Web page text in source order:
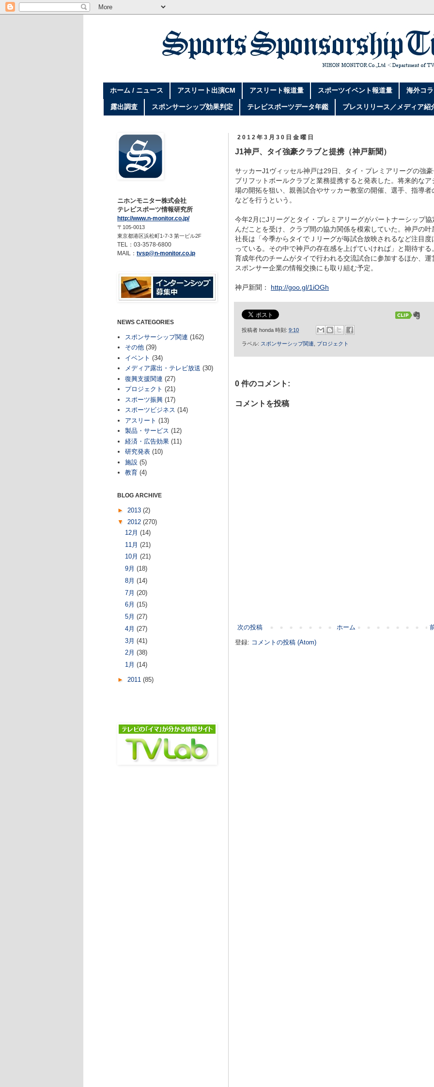
ホーム / ニュース アスリート出演CM アスリート報道量 スポーツイベント報道量 海外コ
露出調査 スポンサーシップ効果判定 テレビスポーツデータ年鑑 プレスリリース／メディア紹
2012年3月30日金曜日
J1神戸、タイ強豪クラブと提携（神戸新聞）
サッカーJ1ヴィッセル神戸は29日、タイ・プレミアリーグの強
ブリフットボールクラブと業務提携すると発表した。将来的なア
場の開拓を狙い、親善試合やサッカー教室の開催、選手、指導者
などを行うという。
今年2月にJリーグとタイ・プレミアリーグがパートナーシップ協
んだことを受け、クラブ間の協力関係を模索していた。神戸の叶
社長は「今季からタイでＪリーグが毎試合放映されるなど注目度
っている。その中で神戸の存在感を上げていければ」と期待する
育成年代のチームがタイで行われる交流試合に参加するほか、運
スポンサー企業の情報交換にも取り組む予定。
神戸新聞： http://goo.gl/1iOGh
投稿者 honda 時刻: 9:10
ラベル: スポンサーシップ関連, プロジェクト
0 件のコメント:
コメントを投稿
次の投稿 ホーム
登録: コメントの投稿 (Atom)
ニホンモニター株式会社
テレビスポーツ情報研究所
http://www.n-monitor.co.jp/
〒105-0013
東京都港区浜松町1-7-3 第一ビル2F
TEL：03-3578-6800
MAIL： tvsp@n-monitor.co.jp
NEWS CATEGORIES
スポンサーシップ関連 (162)
その他 (39)
イベント (34)
メディア露出・テレビ放送 (30)
復興支援関連 (27)
プロジェクト (21)
スポーツ振興 (17)
スポーツビジネス (14)
アスリート (13)
製品・サービス (12)
経済・広告効果 (11)
研究発表 (10)
施設 (5)
教育 (4)
BLOG ARCHIVE
► 2013 (2)
▼ 2012 (270)
12月 (14)
11月 (21)
10月 (21)
9月 (18)
8月 (14)
7月 (20)
6月 (15)
5月 (27)
4月 (27)
3月 (41)
2月 (38)
1月 (14)
► 2011 (85)